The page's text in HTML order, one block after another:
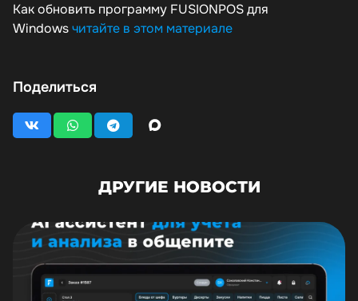
Как обновить программу FUSIONPOS для
Windowsчитайте в этом материале
Поделиться
ДРУГИЕ НОВОСТИ